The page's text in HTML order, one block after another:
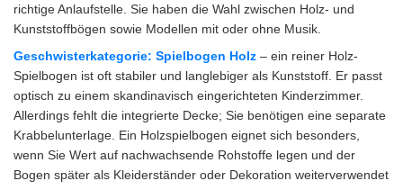
richtige Anlaufstelle. Sie haben die Wahl zwischen Holz- und
Kunststoffbögen sowie Modellen mit oder ohne Musik.
Geschwisterkategorie: Spielbogen Holz – ein reiner Holz-
Spielbogen ist oft stabiler und langlebiger als Kunststoff. Er passt
optisch zu einem skandinavisch eingerichteten Kinderzimmer.
Allerdings fehlt die integrierte Decke; Sie benötigen eine separate
Krabbelunterlage. Ein Holzspielbogen eignet sich besonders,
wenn Sie Wert auf nachwachsende Rohstoffe legen und der
Bogen später als Kleiderständer oder Dekoration weiterverwendet